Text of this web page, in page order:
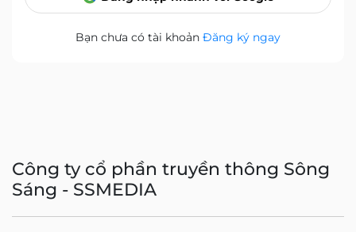
Bạn chưa có tài khoản Đăng ký ngay
Công ty cổ phần truyền thông Sông
Sáng - SSMEDIA